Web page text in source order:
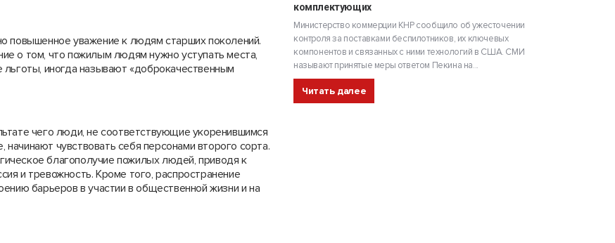
повышенное уважение к людям старших поколений.
о том, что пожилым людям нужно уступать места,
иногда называют «доброкачественным
чего люди, не соответствующие укоренившимся
чувствовать себя персонами второго сорта.
благополучие пожилых людей, приводя к
и тревожность. Кроме того, распространение
барьеров в участии в общественной жизни и на
комплектующих
Министерство коммерции КНР сообщило об ужесточении
контроля за поставками беспилотников, их ключевых
компонентов и связанных с ними технологий в США. СМИ
называют принятые меры ответом Пекина на...
Читать далее